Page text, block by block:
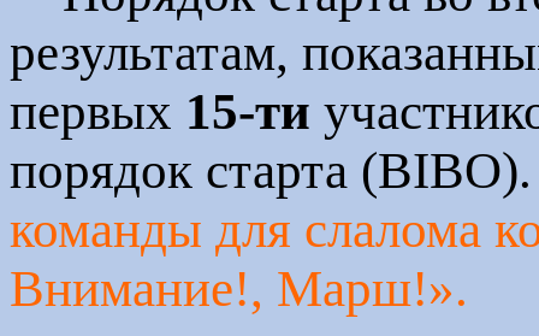
результатам,
первых 15-ти
порядок старта
команды для слалома
Внимание!, Марш!».